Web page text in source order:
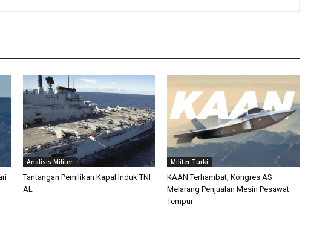
Analisis Militer
Tantangan Pemilikan Kapal Induk TNI
AL
Militer Turki
KAAN Terhambat, Kongres AS
Melarang Penjualan Mesin Pesawat
Tempur